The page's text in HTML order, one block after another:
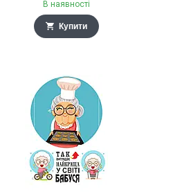
В наявності
Купити